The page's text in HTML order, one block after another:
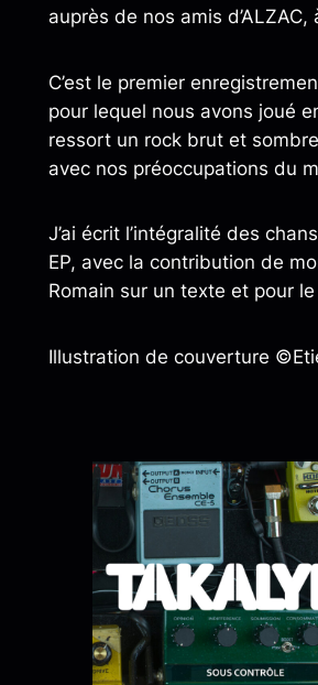
auprès de nos amis d’ALZAC,
C’est le premier
pour lequel nous avons joué
ressort un rock brut et
avec nos préoccupations du
J’ai écrit l’intégralité des
EP, avec la contribution de
Romain sur un texte et pour
Illustration de couverture